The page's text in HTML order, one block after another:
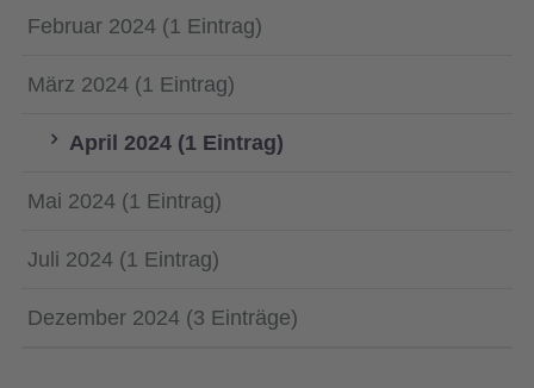
Februar 2024 (1 Eintrag)
März 2024 (1 Eintrag)
April 2024 (1 Eintrag)
Mai 2024 (1 Eintrag)
Juli 2024 (1 Eintrag)
Dezember 2024 (3 Einträge)